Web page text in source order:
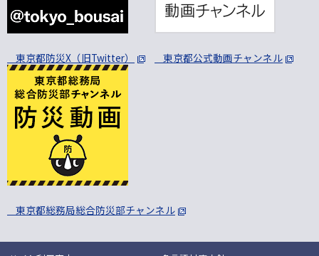
東京都防災X（旧Twitter） 東京都公式動画チャンネル
東京都総務局総合防災部チャンネル